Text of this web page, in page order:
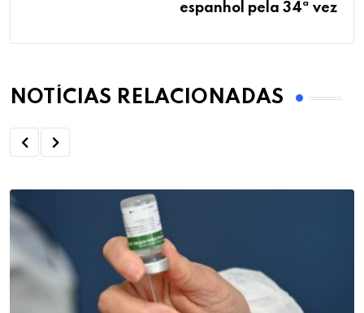
espanhol pela 34ª vez
NOTÍCIAS RELACIONADAS